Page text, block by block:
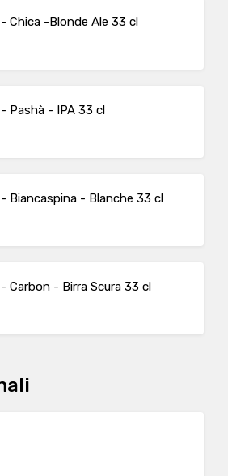
Chica -Blonde Ale 33 cl
Pashà - IPA 33 cl
Biancaspina - Blanche 33 cl
Carbon - Birra Scura 33 cl